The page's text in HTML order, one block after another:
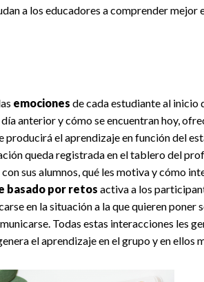
a los educadores a comprender mejor
emociones de cada estudiante al inicio
anterior y cómo se encuentran hoy,
producirá el aprendizaje en función del
queda registrada en el tablero del
sus alumnos, qué les motiva y cómo
basado por retos activa a los
en la situación a la que quieren poner
Todas estas interacciones les
el aprendizaje en el grupo y en ellos